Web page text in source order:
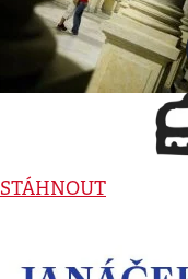
STÁHNOUT